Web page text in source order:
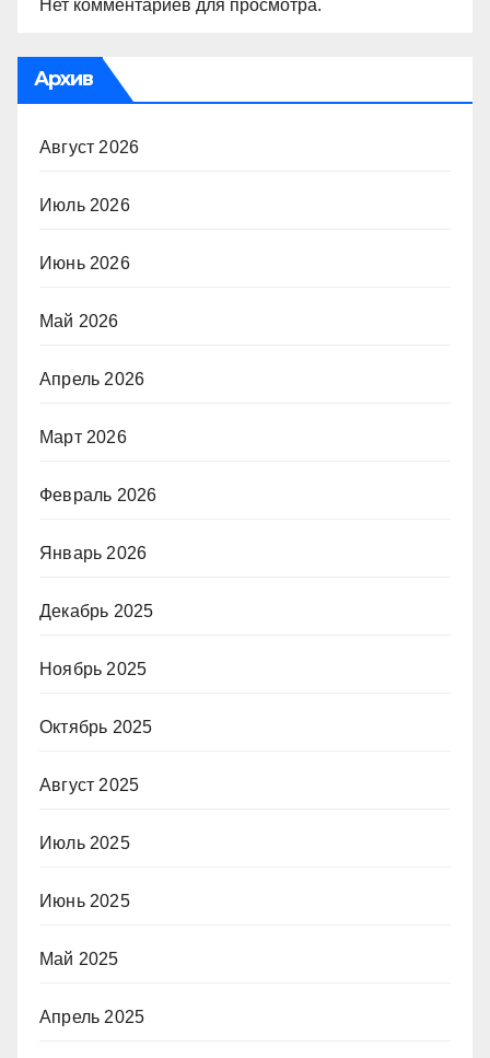
Нет комментариев для просмотра.
Архив
Август 2026
Июль 2026
Июнь 2026
Май 2026
Апрель 2026
Март 2026
Февраль 2026
Январь 2026
Декабрь 2025
Ноябрь 2025
Октябрь 2025
Август 2025
Июль 2025
Июнь 2025
Май 2025
Апрель 2025